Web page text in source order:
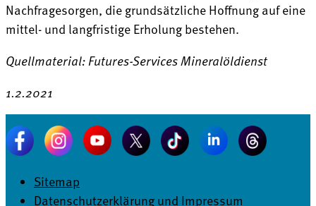
Nachfragesorgen, die grundsätzliche Hoffnung auf eine
mittel- und langfristige Erholung bestehen.
Quellmaterial: Futures-Services Mineralöldienst
1.2.2021
Sitemap
Datenschutzerklärung und Impressum